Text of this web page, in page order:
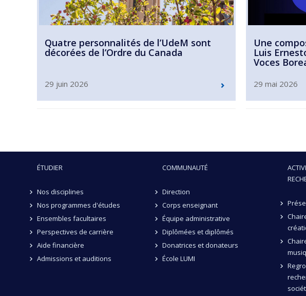
Quatre personnalités de l’UdeM sont
décorées de l’Ordre du Canada
29 juin 2026
Une
Luis
Voces
29 mai 2026
ÉTUDIER
Nos disciplines
Nos programmes d'études
Ensembles facultaires
Perspectives de carrière
Aide financière
Admissions et auditions
COMMUNAUTÉ
Direction
Corps enseignant
Équipe administrative
Diplômées et diplômés
Donatrices et donateurs
École LUMI